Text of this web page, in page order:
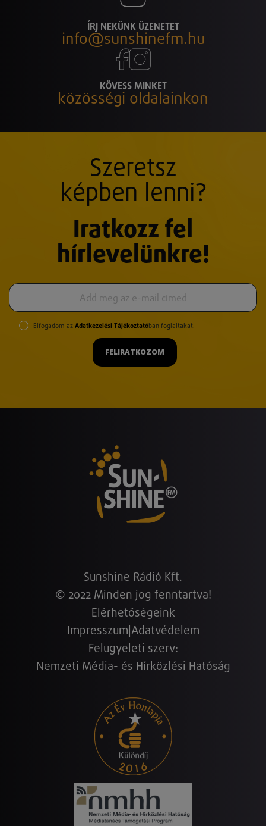
ÍRJ NEKÜNK ÜZENETET
info@sunshinefm.hu
KÖVESS MINKET
közösségi oldalainkon
Szeretsz
képben lenni?
Iratkozz fel
hírlevelünkre!
Elfogadom az Adatkezelési Tájékoztatóban foglaltakat.
FELIRATKOZOM
Sunshine Rádió Kft.
© 2022 Minden jog fenntartva!
Elérhetőségeink
Impresszum Adatvédelem
Felügyeleti szerv:
Nemzeti Média- és Hírközlési Hatóság